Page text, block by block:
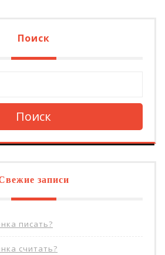
Поиск
Поиск
записи
писать?
считать?